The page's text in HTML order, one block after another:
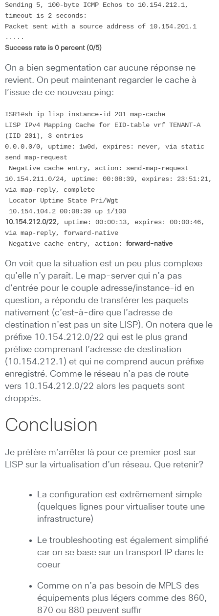
Sending 5, 100-byte ICMP Echos to 10.154.212.1,
timeout is 2 seconds:
Packet sent with a source address of 10.154.201.1
Success rate is 0 percent (0/5)
On a bien segmentation car aucune réponse ne
revient. On peut maintenant regarder le cache à
l’issue de ce nouveau ping:
ISR1#sh ip lisp instance-id 201 map-cache
LISP IPv4 Mapping Cache for EID-table vrf TENANT-A
(IID 201), 3 entries
0.0.0.0/0, uptime: 1w0d, expires: never, via static
send map-request
10.154.211.0/24, uptime: 00:08:39, expires: 23:51:21,
via map-reply, complete
10.154.212.0/22, uptime: 00:00:13, expires: 00:00:46,
via map-reply, forward-native
Negative cache entry, action: forward-native
On voit que la situation est un peu plus complexe
qu’elle n’y paraît. Le map-server qui n’a pas
d’entrée pour le couple adresse/instance-id en
question, a répondu de transférer les paquets
nativement (c’est-à-dire que l’adresse de
destination n’est pas un site LISP). On notera que le
préfixe 10.154.212.0/22 qui est le plus grand
préfixe comprenant l’adresse de destination
(10.154.212.1) et qui ne comprend aucun préfixe
enregistré. Comme le réseau n’a pas de route
vers 10.154.212.0/22 alors les paquets sont
droppés.
Conclusion
Je préfère m’arrêter là pour ce premier post sur
LISP sur la virtualisation d’un réseau. Que retenir?
La configuration est extrêmement simple
(quelques lignes pour virtualiser toute une
infrastructure)
Le troubleshooting est également simplifié
car on se base sur un transport IP dans le
coeur
Comme on n’a pas besoin de MPLS des
équipements plus légers comme des 860,
870 ou 880 peuvent suffir